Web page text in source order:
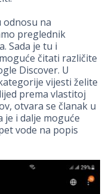
odnosu na
preglednik
Sada je tu i
čitati različite
Discover. U
vijesti želite
prema vlastitoj
otvara se članak u
je i dalje moguće
vode na popis